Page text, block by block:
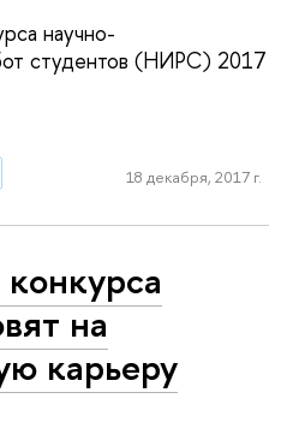
научно-
студентов (НИРС) 2017
18 декабря, 2017 г.
на
карьеру